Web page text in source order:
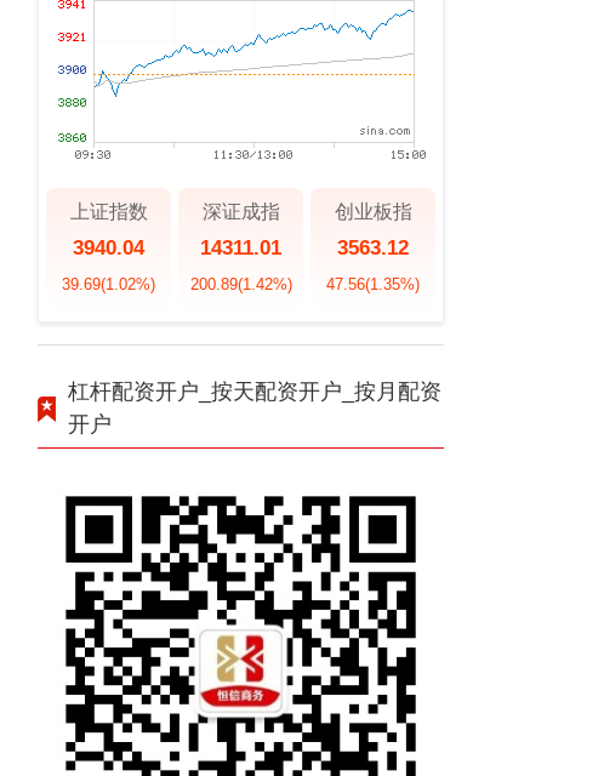
上证指数
3940.04
39.69(1.02%)
深证成指
14311.01
200.89(1.42%)
创业板指
3563.12
47.56(1.35%)
杠杆配资开户_按天配资开户_按月配资
开户